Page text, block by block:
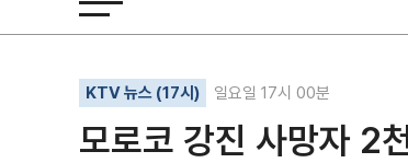
전체메뉴 열기
KTV 뉴스 (17시) 일요일 17시 00분
모로코 강진 사망자 2
기사인쇄
글자확대
글자축소